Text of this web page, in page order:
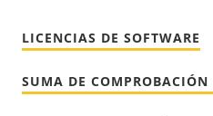
LICENCIAS DE SOFTWARE
SUMA DE